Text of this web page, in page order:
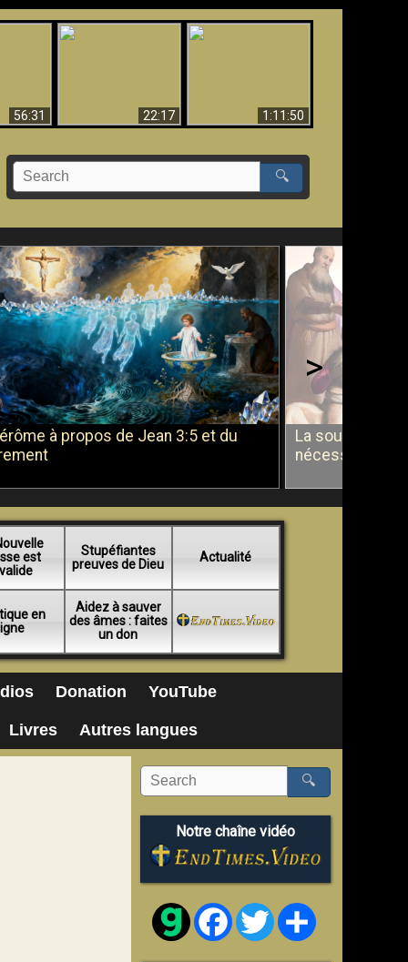
56:31 22:17
1:11:50
🔍
à propos de Jean 3:5 et du
La soumission
nécessité du
>
est
Stupéfiantes
preuves de Dieu
Actualité
en
ligne
Aidez à sauver
des âmes : faites
un don
Donation YouTube
Livres Autres langues
🔍
Notre chaîne vidéo
FacebookTwitter